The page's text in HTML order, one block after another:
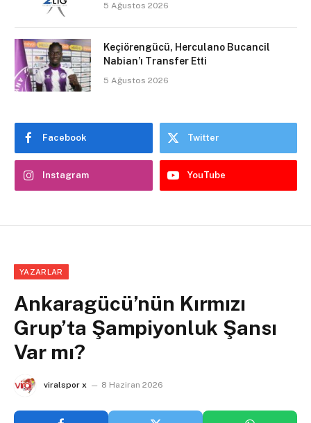
5 Ağustos 2026
Keçiörengücü, Herculano Bucancil
Nabian’ı Transfer Etti
5 Ağustos 2026
Facebook Twitter
Instagram YouTube
YAZARLAR
Ankaragücü’nün Kırmızı
Grup’ta Şampiyonluk Şansı
Var mı?
viralspor x 8 Haziran 2026